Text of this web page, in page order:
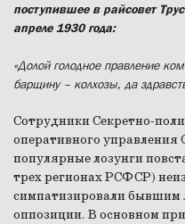
поступившее в райсовет
апреле 1930 года:
«Долой голодное правление
барщину – колхозы, да
Сотрудники Секретно-
оперативного
популярные лозунги
трех регионах РСФСР)
симпатизировали бывшим
оппозиции. В основном